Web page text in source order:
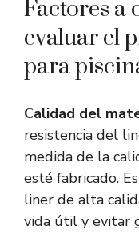
Factores a
evaluar el
para
Calidad del
resistencia del
medida de la
esté fabricado.
liner de alta
vida útil y evitar